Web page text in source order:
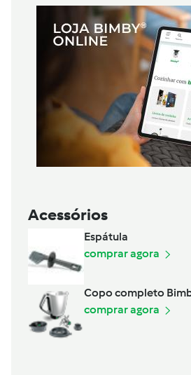
Acessórios
Espátula
comprar agora
Copo completo
comprar agora